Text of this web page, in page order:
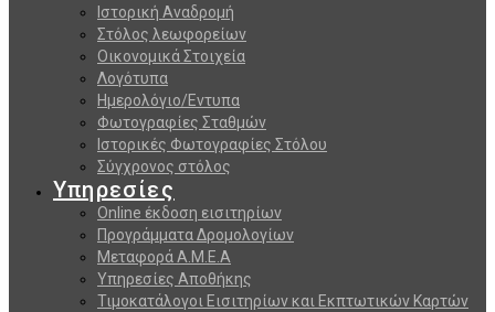
Ιστορική Αναδρομή
Στόλος λεωφορείων
Οικονομικά Στοιχεία
Λογότυπα
Ημερολόγιο/Εντυπα
Φωτογραφίες Σταθμών
Ιστορικές Φωτογραφίες Στόλου
Σύγχρονος στόλος
Υπηρεσίες
Online έκδοση εισιτηρίων
Προγράμματα Δρομολογίων
Μεταφορά Α.Μ.Ε.Α
Υπηρεσίες Αποθήκης
Τιμοκατάλογοι Εισιτηρίων και Εκπτωτικών Καρτών